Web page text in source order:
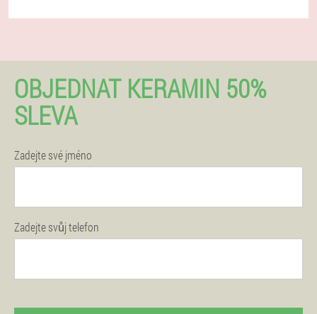
OBJEDNAT KERAMIN 50%
SLEVA
Zadejte své jméno
Zadejte svůj telefon